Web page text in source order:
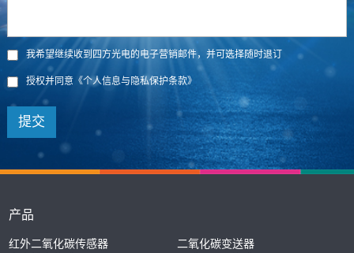
我希望继续收到四方光电的电子营销邮件，并可选择随时退订
授权并同意《个人信息与隐私保护条款》
提交
产品
红外二氧化碳传感器
二氧化碳变送器